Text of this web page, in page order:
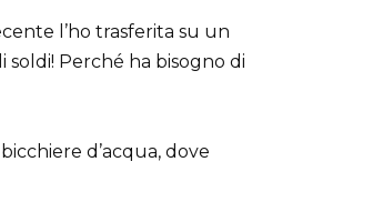
l’ho trasferita su un
Perché ha bisogno di
d’acqua, dove